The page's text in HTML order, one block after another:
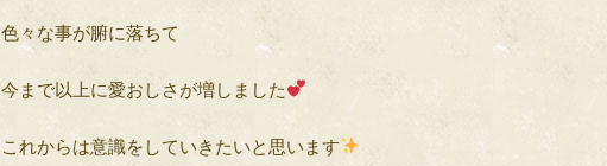
色々な事が腑に落ちて
今まで以上に愛おしさが増しました
これからは意識をしていきたいと思います